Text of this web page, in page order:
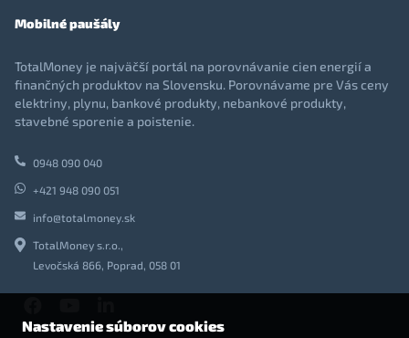
Mobilné paušály
TotalMoney je najväčší portál na porovnávanie cien energií a
finančných produktov na Slovensku. Porovnávame pre Vás ceny
elektriny, plynu, bankové produkty, nebankové produkty,
stavebné sporenie a poistenie.
0948 090 040
+421 948 090 051
info@totalmoney.sk
TotalMoney s.r.o.,
Levočská 866, Poprad, 058 01
Nastavenie súborov cookies